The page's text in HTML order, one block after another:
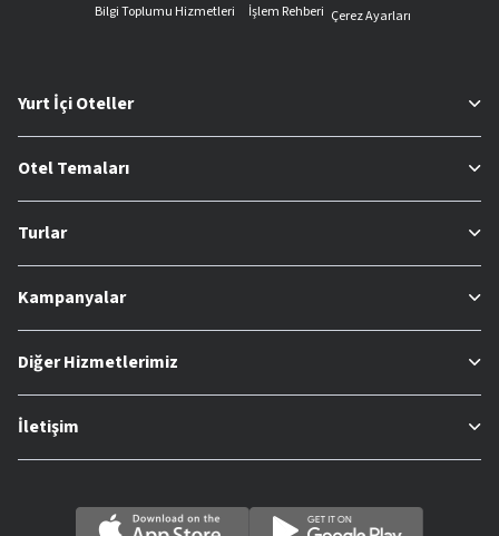
Bilgi Toplumu Hizmetleri
İşlem Rehberi Çerez Ayarları
Yurt İçi Oteller
Otel Temaları
Turlar
Kampanyalar
Diğer Hizmetlerimiz
İletişim